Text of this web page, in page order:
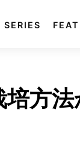
SERIES
方